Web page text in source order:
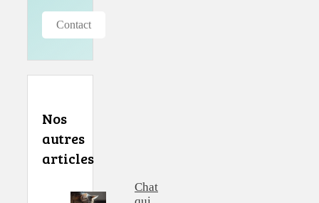
Contact
Nos
autres
articles
Chat